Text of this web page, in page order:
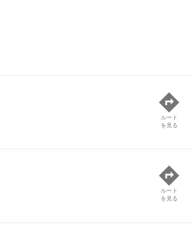
ルート
を見る
ルート
を見る